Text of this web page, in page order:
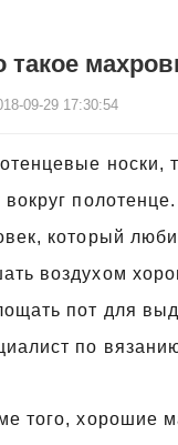
такое
09-29 17:30:54
носки,
вокруг
который
воздухом
пот для
по
того, хорошие